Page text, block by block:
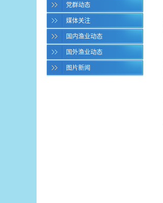
党群动态
媒体关注
国内渔业动态
国外渔业动态
图片新闻